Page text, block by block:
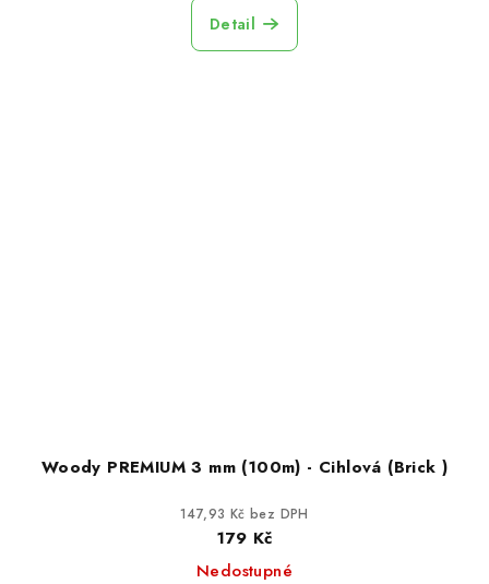
Detail
Woody PREMIUM 3 mm (100m) - Cihlová (Brick )
147,93 Kč bez DPH
179 Kč
Nedostupné